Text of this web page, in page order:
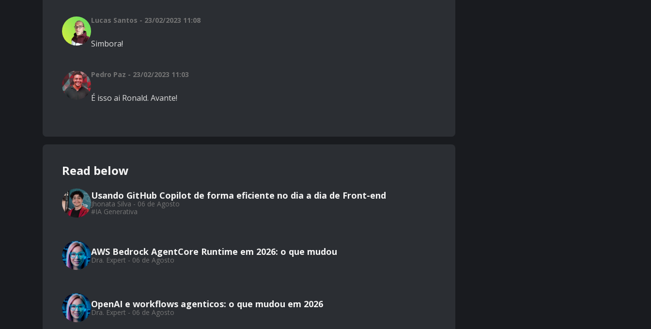
Lucas Santos - 23/02/2023 11:08
Simbora!
Pedro Paz - 23/02/2023 11:03
É isso ai Ronald. Avante!
Read below
Usando GitHub Copilot de forma eficiente no dia a dia de Front-end
Jhonata Silva - 06 de Agosto
#IA Generativa
AWS Bedrock AgentCore Runtime em 2026: o que mudou
Dra. Expert - 06 de Agosto
OpenAI e workflows agenticos: o que mudou em 2026
Dra. Expert - 06 de Agosto